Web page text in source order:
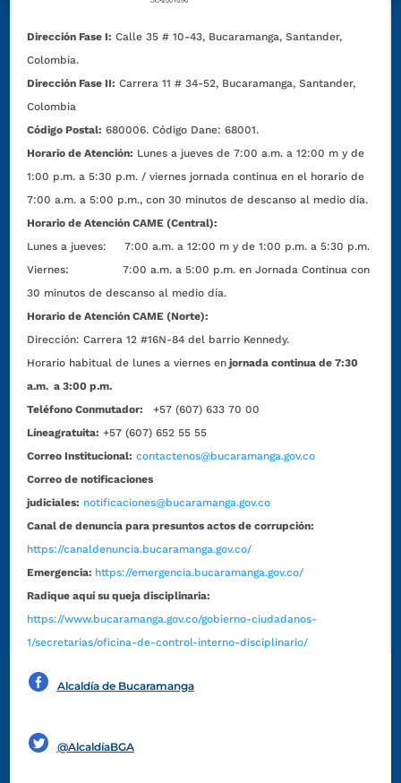
Dirección Fase I: Calle 35 # 10-43, Bucaramanga, Santander,
Colombia.
Dirección Fase II: Carrera 11 # 34-52, Bucaramanga, Santander,
Colombia
Código Postal: 680006. Código Dane: 68001.
Horario de Atención: Lunes a jueves de 7:00 a.m. a 12:00 m y de
1:00 p.m. a 5:30 p.m. / viernes jornada continua en el horario de
7:00 a.m. a 5:00 p.m., con 30 minutos de descanso al medio día.
Horario de Atención CAME (Central):
Lunes a jueves: 7:00 a.m. a 12:00 m y de 1:00 p.m. a 5:30 p.m.
Viernes: 7:00 a.m. a 5:00 p.m. en Jornada Continua con
30 minutos de descanso al medio día.
Horario de Atención CAME (Norte):
Dirección:Carrera 12 #16N-84 del barrio Kennedy.
Horario habitual de lunes a viernes en jornada continua de 7:30
a.m. a 3:00 p.m.
Teléfono Conmutador:
+57 (607) 633 70 00
Líneagratuita: +57 (607) 652 55 55
Correo Institucional: contactenos@bucaramanga.gov.co
Correo de notificaciones
judiciales: notificaciones@bucaramanga.gov.co
Canal de denuncia para presuntos actos de corrupción:
https://canaldenuncia.bucaramanga.gov.co/
Emergencia: https://emergencia.bucaramanga.gov.co/
Radique aquí su queja disciplinaria:
https://www.bucaramanga.gov.co/gobierno-ciudadanos-
1/secretarias/oficina-de-control-interno-disciplinario/
Alcaldía de Bucaramanga
@AlcaldíaBGA